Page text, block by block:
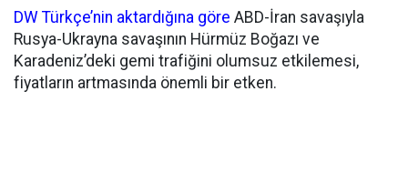
DW Türkçe’nin aktardığına göre ABD-İran savaşıyla
Rusya-Ukrayna savaşının Hürmüz Boğazı ve
Karadeniz’deki gemi trafiğini olumsuz etkilemesi,
fiyatların artmasında önemli bir etken.